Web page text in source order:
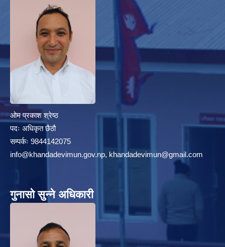
ओम प्रकाश श्रेष्ठ
पदः अधिकृत छैठौ
सम्पर्कः 9844142075
info@khandadevimun.gov.np, khandadevimun@gmail.com
गुनासो सुन्ने अधिकारी